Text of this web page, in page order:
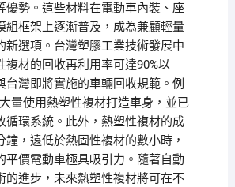
優勢。這些材料在電動車內裝、座
組框架上逐漸普及，成為兼顧輕量
新選項。台灣塑膠工業技術發展中
複材的回收再利用率可達90%以
台灣即將實施的車輛回收規範。例
量使用熱塑性複材打造車身，並已
循環系統。此外，熱塑性複材的成
鐘，遠低於熱固性複材的數小時，
平價電動車極具吸引力。隨著自動
的進步，未來熱塑性複材將可在不